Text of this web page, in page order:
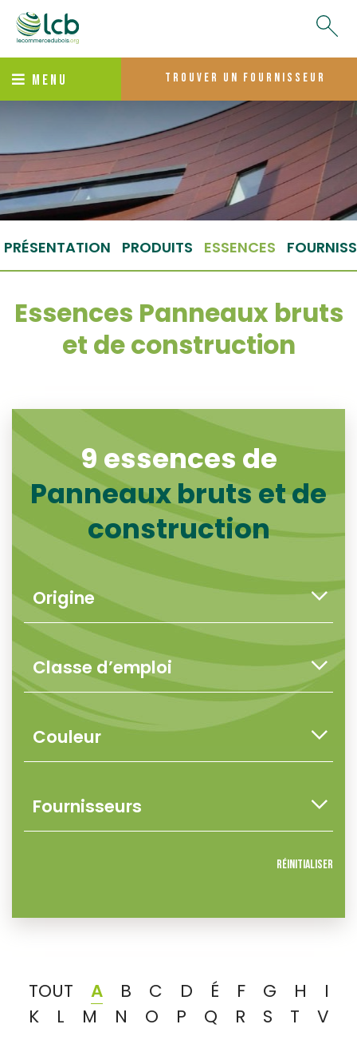
MENU trouver un fournisseur
PRÉSENTATION PRODUITS ESSENCES
Essences Panneaux bruts
et de construction
9 essences de
Panneaux bruts et de
construction
Réinitialiser
TOUT A B C D É F G H
I
K
L M N O P Q R S T V